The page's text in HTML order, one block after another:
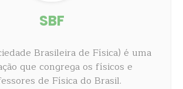
SBF
Brasileira de Física) é uma
que congrega os físicos e
de Física do Brasil.